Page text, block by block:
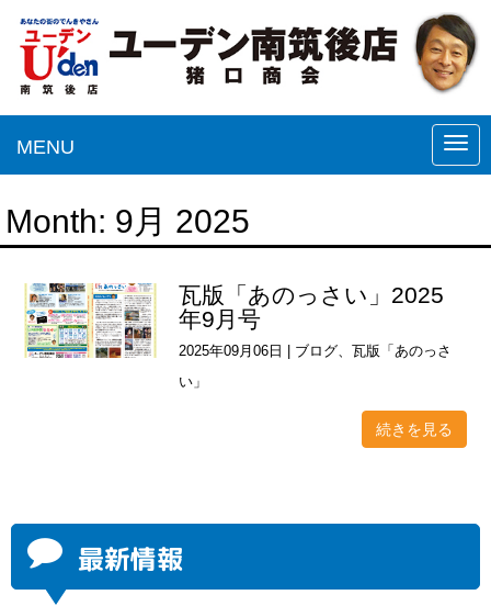
N
a
i
MENU
Month: 9月 2025
瓦版「あのっさい」2025
年9月号
2025年09月06日 ブログ 、瓦版「あのっさ
い」
続きを見る
最新情報